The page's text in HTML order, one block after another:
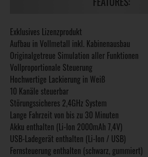
Exklusives Lizenzprodukt
Aufbau in Vollmetall inkl. Kabinenausbau
Originalgetreue Simulation aller Funktionen
Vollproportionale Steuerung
Hochwertige Lackierung in Weiß
10 Kanäle steuerbar
Störungssicheres 2,4GHz System
Lange Fahrzeit von bis zu 30 Minuten
Akku enthalten (Li-Ion 2000mAh 7,4V)
USB-Ladegerät enthalten (Li-Ion / USB)
Fernsteuerung enthalten (schwarz, gummiert)